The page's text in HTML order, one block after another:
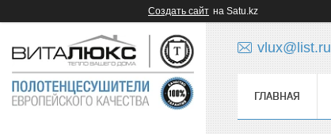
Создать сайт на Satu.kz
vlux@list.ru
ГЛАВНАЯ